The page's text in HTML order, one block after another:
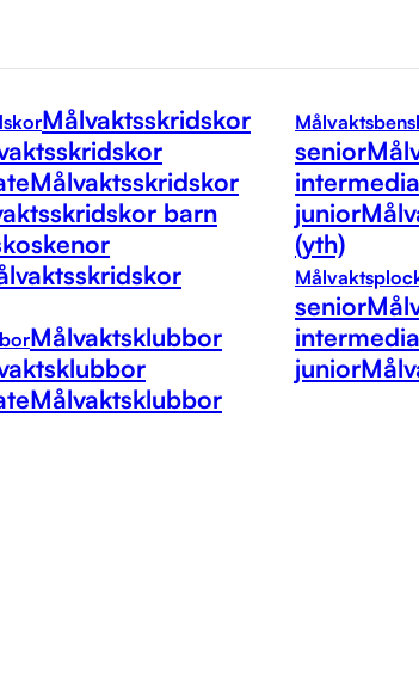
Målvaktsskridskor
Målvaktsskridskor
barn
Målvaktsklubbor
Målvaktsklubbor
senior
junior
(yth)
senior
junior